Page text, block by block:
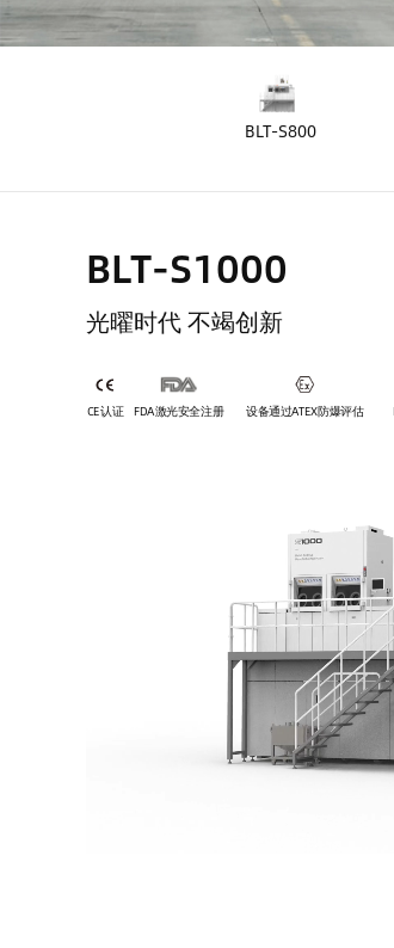
BLT-S800
BLT-S1000
光曜时代 不竭创新
CE认证 FDA激光安全注册 设备通过ATEX防爆评估